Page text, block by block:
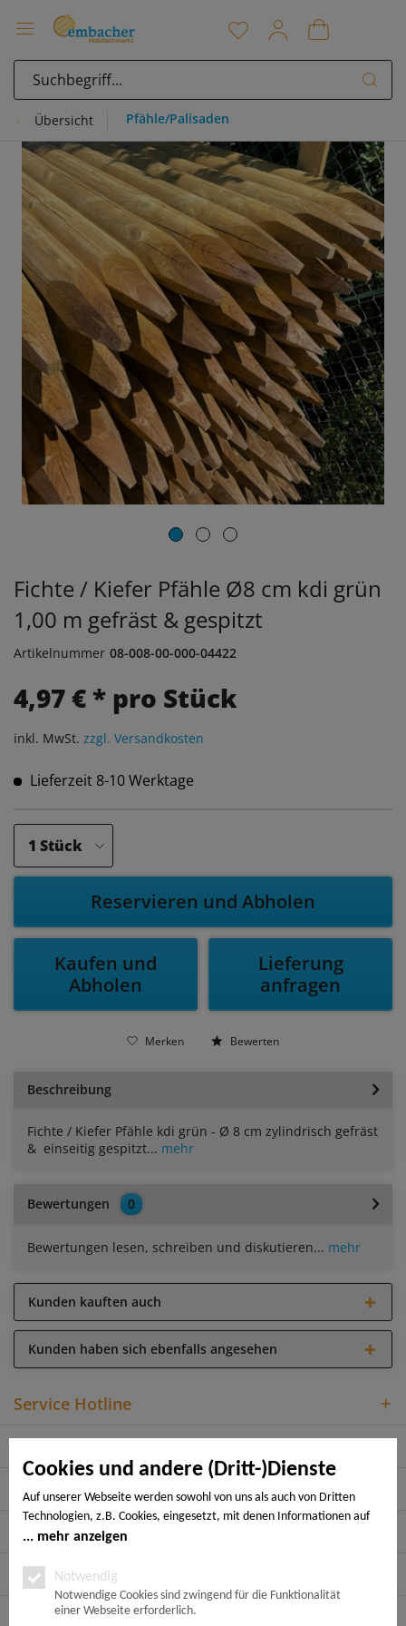
Cookies und andere (Dritt-)Dienste
Auf unserer Webseite werden sowohl von uns als auch von Dritten
Technologien, z.B. Cookies, eingesetzt, mit denen Informationen auf
Ihrem Endgerät gespeichert und/oder von Ihrem Endgerät abgerufen
Notwendige Cookies, Analyse-, Marketing- und Statistik-Cookies. Bei
den notwendigen Cookies handelt es sich um solche, die technisch
notwendig sind, um den von Ihnen gewünschten Dienst
mehr anzeigen
Notwendig
Notwendige Cookies sind zwingend für die Funktionalität
einer Webseite erforderlich.
Übersicht Pfähle/Palisaden
Fichte / Kiefer Pfähle Ø8 cm kdi grün
1,00 m gefräst & gespitzt
Artikelnummer 08-008-00-000-04422
4,97 € * pro Stück
inkl. MwSt. zzgl. Versandkosten
Lieferzeit 8-10 Werktage
Reservieren und Abholen
Kaufen und
Abholen
Lieferung
anfragen
Merken Bewerten
Beschreibung
Fichte / Kiefer Pfähle kdi grün - Ø 8 cm zylindrisch gefräst
& einseitig gespitzt... mehr
Bewertungen 0
Bewertungen lesen, schreiben und diskutieren... mehr
Kunden kauften auch
Kunden haben sich ebenfalls angesehen
Service Hotline
Informationen
Rechtliches
Zahlungsarten
Folge uns auf: